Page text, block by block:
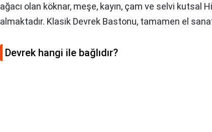
ağacı olan köknar, meşe, kayın, çam ve selvi kutsal
almaktadır. Klasik Devrek Bastonu, tamamen el
Devrek hangi ile bağlıdır?